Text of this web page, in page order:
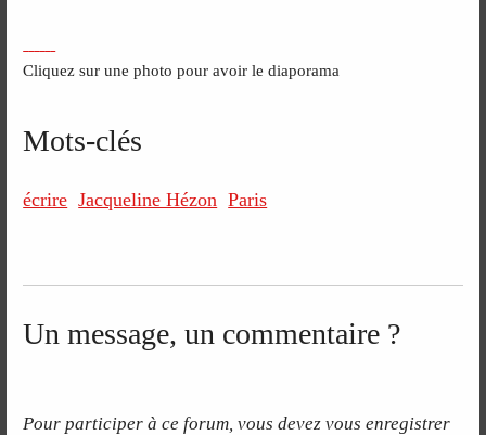
Cliquez sur une photo pour avoir le diaporama
Mots-clés
écrire Jacqueline Hézon Paris
Un message, un commentaire ?
Pour participer à ce forum, vous devez vous enregistrer